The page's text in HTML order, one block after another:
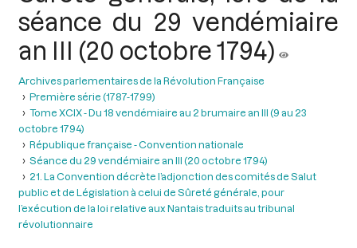
séance du 29 vendémiaire
an III (20 octobre 1794)
Archives parlementaires de la Révolution Française
Première série (1787-1799)
Tome XCIX - Du 18 vendémiaire au 2 brumaire an III (9 au 23
octobre 1794)
République française - Convention nationale
Séance du 29 vendémiaire an III (20 octobre 1794)
21. La Convention décrète l’adjonction des comités de Salut
public et de Législation à celui de Sûreté générale, pour
l’exécution de la loi relative aux Nantais traduits au tribunal
révolutionnaire